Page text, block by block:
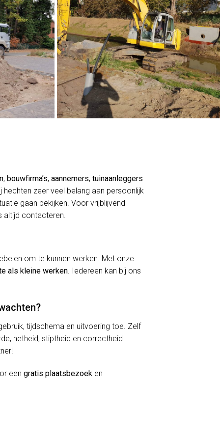
, bouwfirma’s, aannemers, tuinaanleggers
hechten zeer veel belang aan persoonlijk
gaan bekijken. Voor vrijblijvend
altijd contacteren.
om te kunnen werken. Met onze
als kleine werken. Iedereen kan bij ons
tijdschema en uitvoering toe. Zelf
netheid, stiptheid en correctheid.
een gratis plaatsbezoek en